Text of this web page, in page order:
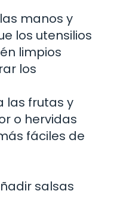
manos y
los utensilios
limpios
los
las frutas y
o hervidas
fáciles de
salsas